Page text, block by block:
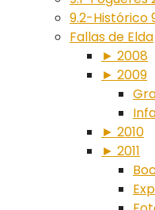
9.2-Histórico
Fallas de Elda
► 2008
► 2009
► 2010
► 2011